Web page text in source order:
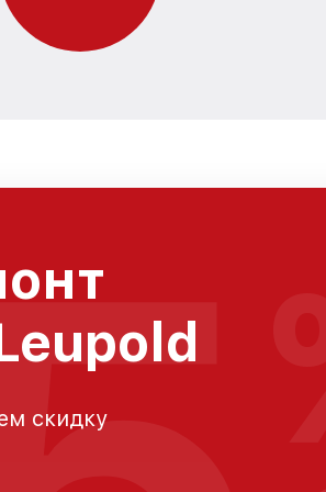
скидку